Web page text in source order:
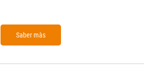
Saber màs